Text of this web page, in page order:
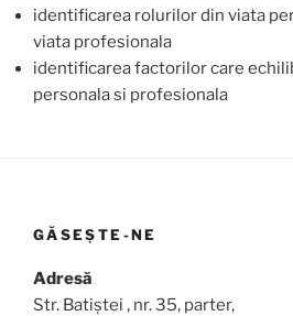
identificarea rolurilor din viata
viata profesionala
identificarea factorilor care
personala si profesionala
GĂSEȘTE-NE
Adresă
Str. Batiștei , nr. 35, parter,